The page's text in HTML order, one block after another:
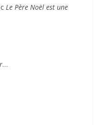
Le Père Noël est une
…